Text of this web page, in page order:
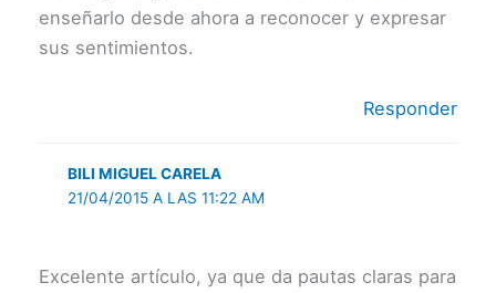
enseñarlo desde ahora a reconocer y expresar
sus sentimientos.
Responder
BILI MIGUEL CARELA
21/04/2015 A LAS 11:22 AM
Excelente artículo, ya que da pautas claras para